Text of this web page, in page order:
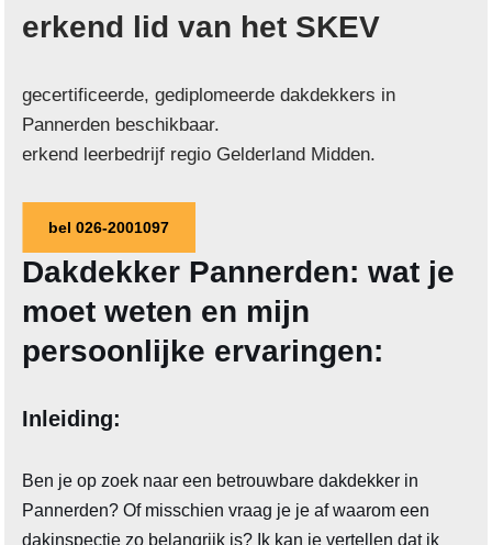
erkend lid van het SKEV
gecertificeerde, gediplomeerde dakdekkers in
Pannerden beschikbaar.
erkend leerbedrijf regio Gelderland Midden.
bel 026-2001097
Dakdekker Pannerden: wat je
moet weten en mijn
persoonlijke ervaringen:
Inleiding:
Ben je op zoek naar een betrouwbare dakdekker in
Pannerden? Of misschien vraag je je af waarom een
dakinspectie zo belangrijk is? Ik kan je vertellen dat ik